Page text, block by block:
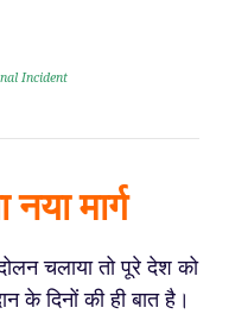
Incident
मार्ग
चलाया तो पूरे देश को
के दिनों की ही बात है।